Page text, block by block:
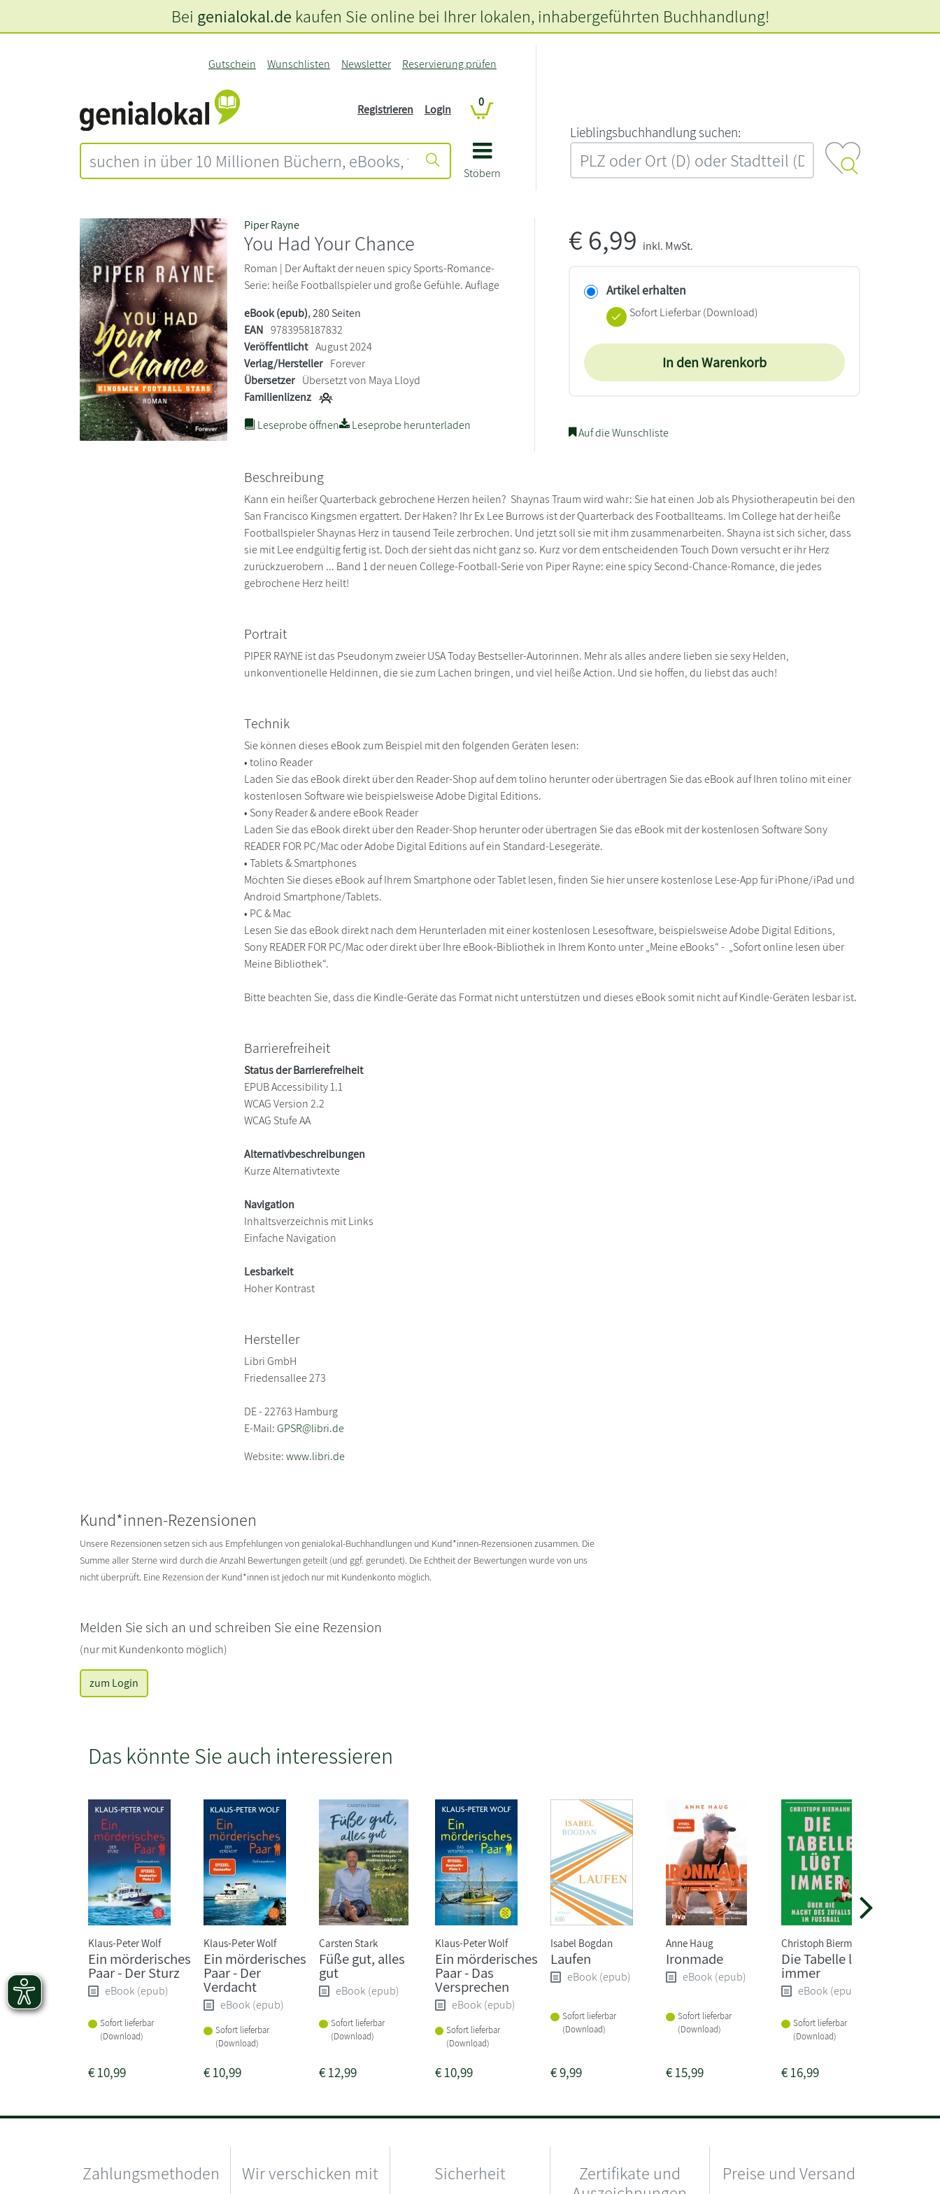
Stöbern
Gutschein Wunschlisten Newsletter Reservierung prüfen
Registrieren Login
0
L‍i‍e‍b‍l‍i‍n‍g‍s‍b‍u‍c‍h‍h‍a‍n‍d‍l‍u‍n‍g‍ ‍s‍u‍c‍h‍e‍n‍:‍
Bei genialokal.de kaufen Sie online bei Ihrer lokalen, inhabergeführten Buchhandlung!
Piper Rayne
You Had Your Chance
Roman | Der Auftakt der neuen spicy Sports-Romance-
Serie: heiße Footballspieler und große Gefühle. Auflage
eBook (epub), 280 Seiten
EAN 9783958187832
Veröffentlicht August 2024
Verlag/Hersteller Forever
Übersetzer Übersetzt von Maya Lloyd
Familienlizenz
Leseprobe öffnen
Leseprobe herunterladen
€6,99 inkl. MwSt.
Artikel erhalten
Sofort Lieferbar (Download)
In den Warenkorb
Auf die Wunschliste
Beschreibung
Kann ein heißer Quarterback gebrochene Herzen heilen? Shaynas Traum wird wahr: Sie hat einen Job als Physiotherapeutin bei den
San Francisco Kingsmen ergattert. Der Haken? Ihr Ex Lee Burrows ist der Quarterback des Footballteams. Im College hat der heiße
Footballspieler Shaynas Herz in tausend Teile zerbrochen. Und jetzt soll sie mit ihm zusammenarbeiten. Shayna ist sich sicher, dass
sie mit Lee endgültig fertig ist. Doch der sieht das nicht ganz so. Kurz vor dem entscheidenden Touch Down versucht er ihr Herz
zurückzuerobern ... Band 1 der neuen College-Football-Serie von Piper Rayne: eine spicy Second-Chance-Romance, die jedes
gebrochene Herz heilt!
Portrait
PIPER RAYNE ist das Pseudonym zweier USA Today Bestseller-Autorinnen. Mehr als alles andere lieben sie sexy Helden,
unkonventionelle Heldinnen, die sie zum Lachen bringen, und viel heiße Action. Und sie hoffen, du liebst das auch!
Technik
Sie können dieses eBook zum Beispiel mit den folgenden Geräten lesen:
• tolino Reader
Laden Sie das eBook direkt über den Reader-Shop auf dem tolino herunter oder übertragen Sie das eBook auf Ihren tolino mit einer
kostenlosen Software wie beispielsweise Adobe Digital Editions.
• Sony Reader & andere eBook Reader
Laden Sie das eBook direkt über den Reader-Shop herunter oder übertragen Sie das eBook mit der kostenlosen Software Sony
READER FOR PC/Mac oder Adobe Digital Editions auf ein Standard-Lesegeräte.
• Tablets & Smartphones
Möchten Sie dieses eBook auf Ihrem Smartphone oder Tablet lesen, finden Sie hier unsere kostenlose Lese-App für iPhone/iPad und
Android Smartphone/Tablets.
• PC & Mac
Lesen Sie das eBook direkt nach dem Herunterladen mit einer kostenlosen Lesesoftware, beispielsweise Adobe Digital Editions,
Sony READER FOR PC/Mac oder direkt über Ihre eBook-Bibliothek in Ihrem Konto unter „Meine eBooks“ - „Sofort online lesen über
Meine Bibliothek“.
Bitte beachten Sie, dass die Kindle-Geräte das Format nicht unterstützen und dieses eBook somit nicht auf Kindle-Geräten lesbar ist.
Barrierefreiheit
Status der Barrierefreiheit
EPUB Accessibility 1.1
WCAG Version 2.2
WCAG Stufe AA
Alternativbeschreibungen
Kurze Alternativtexte
Navigation
Inhaltsverzeichnis mit Links
Einfache Navigation
Lesbarkeit
Hoher Kontrast
Hersteller
Libri GmbH
Friedensallee 273
DE - 22763 Hamburg
E-Mail:GPSR@libri.de
Website:www.libri.de
Kund*innen-Rezensionen
Unsere Rezensionen setzen sich aus Empfehlungen von genialokal-Buchhandlungen und Kund*innen-Rezensionen zusammen. Die
Summe aller Sterne wird durch die Anzahl Bewertungen geteilt (und ggf. gerundet). Die Echtheit der Bewertungen wurde von uns
nicht überprüft. Eine Rezension der Kund*innen ist jedoch nur mit Kundenkonto möglich.
Melden Sie sich an und schreiben Sie eine Rezension
(nur mit Kundenkonto möglich)
zum Login
Das könnte Sie auch interessieren
Klaus-Peter Wolf
Ein mörderisches
Paar - Der Sturz
eBook (epub)
Sofort lieferbar
(Download)
€10,99
Klaus-Peter Wolf
Ein mörderisches
Paar - Der
Verdacht
eBook (epub)
Sofort lieferbar
(Download)
€10,99
Carsten Stark
Füße gut, alles
gut
eBook (epub)
Sofort lieferbar
(Download)
€12,99
Klaus-Peter Wolf
Ein mörderisches
Paar - Das
Versprechen
eBook (epub)
Sofort lieferbar
(Download)
€10,99
Isabel Bogdan
Laufen
eBook (epub)
Sofort lieferbar
(Download)
€9,99
Anne Haug
Ironmade
eBook (epub)
Sofort lieferbar
(Download)
€15,99
Christoph Biermann
Die Tabelle lügt
immer
eBook (epub)
Sofort lieferbar
(Download)
€16,99
Zahlungsmethoden Wir verschicken mit Sicherheit
Zertifikate und
Preise und Versand